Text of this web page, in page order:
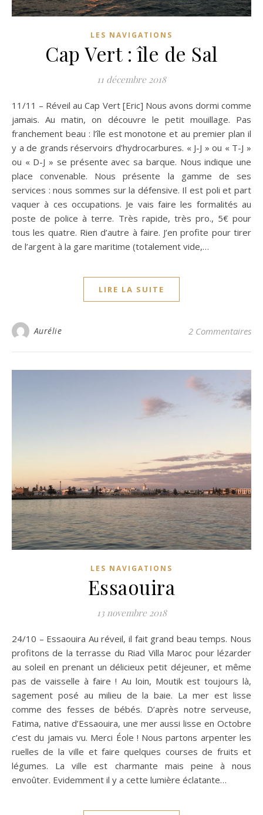
LES NAVIGATIONS
Cap Vert : île de Sal
11 décembre 2018
11/11 – Réveil au Cap Vert [Eric] Nous avons dormi comme
jamais. Au matin, on découvre le petit mouillage. Pas
franchement beau : l’île est monotone et au premier plan il
y a de grands réservoirs d’hydrocarbures. « J-J » ou « T-J »
ou « D-J » se présente avec sa barque. Nous indique une
place convenable. Nous présente la gamme de ses
services : nous sommes sur la défensive. Il est poli et part
vaquer à ces occupations. Je vais faire les formalités au
poste de police à terre. Très rapide, très pro., 5€ pour
tous les quatre. Rien d’autre à faire. J’en profite pour tirer
de l’argent à la gare maritime (totalement vide,…
LIRE LA SUITE
Aurélie 2 Commentaires
LES NAVIGATIONS
Essaouira
13 novembre 2018
24/10 – Essaouira Au réveil, il fait grand beau temps. Nous
profitons de la terrasse du Riad Villa Maroc pour lézarder
au soleil en prenant un délicieux petit déjeuner, et même
pas de vaisselle à faire ! Au loin, Moutik est toujours là,
sagement posé au milieu de la baie. La mer est lisse
comme des fesses de bébés. D’après notre serveuse,
Fatima, native d’Essaouira, une mer aussi lisse en Octobre
c’est du jamais vu. Merci Éole ! Nous partons arpenter les
ruelles de la ville et faire quelques courses de fruits et
légumes. La ville est charmante mais peine à nous
envoûter. Evidemment il y a cette lumière éclatante…